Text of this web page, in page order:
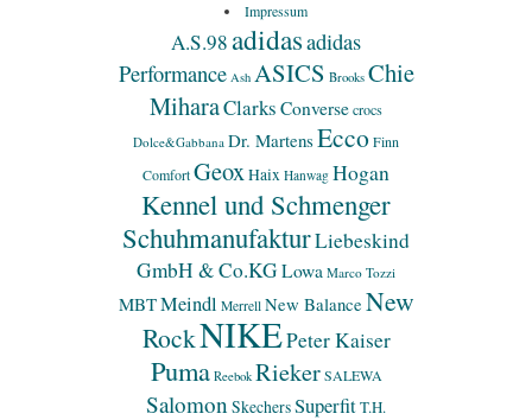
Impressum
A.S.98adidasadidas
Performance Ash ASICS Brooks Chie
MiharaClarks Conversecrocs
Dolce&Gabbana Dr. MartensEccoFinn
ComfortGeoxHaix Hanwag Hogan
Kennel und Schmenger
SchuhmanufakturLiebeskind
GmbH & Co.KG Lowa Marco Tozzi
MBTMeindl Merrell New Balance New
RockNIKEPeter Kaiser
Puma Reebok Rieker SALEWA
Salomon SkechersSuperfitT.H.